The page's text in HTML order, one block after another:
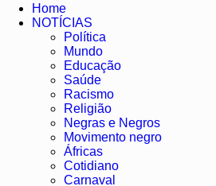
Home
NOTÍCIAS
Política
Mundo
Educação
Saúde
Racismo
Religião
Negras e Negros
Movimento negro
Áfricas
Cotidiano
Carnaval